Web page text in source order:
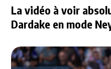
La vidéo à voir
Dardake en mode